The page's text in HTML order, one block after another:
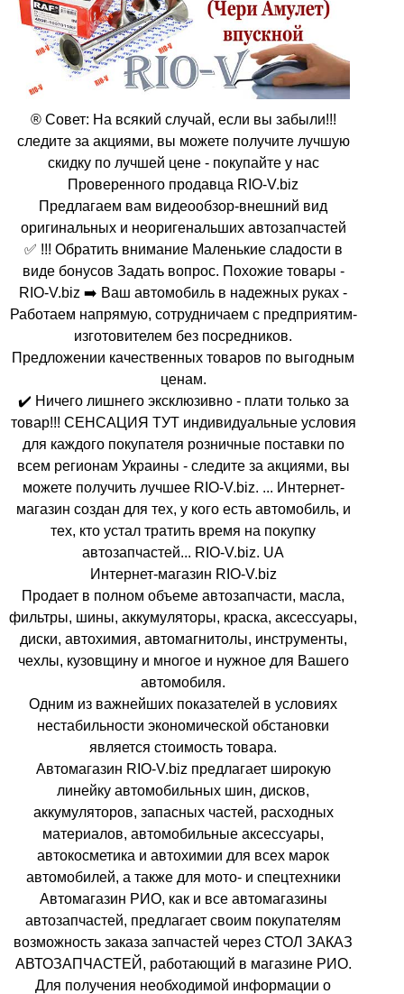
® Совет: На всякий случай, если вы забыли!!!
следите за акциями, вы можете получите лучшую
скидку по лучшей цене - покупайте у нас
Проверенного продавца RIO-V.biz
Предлагаем вам видеообзор-внешний вид
оригинальных и неоригенальших автозапчастей
✅ !!! Обратить внимание Маленькие сладости в
виде бонусов Задать вопрос. Похожие товары -
RIO-V.biz ➡️ Ваш автомобиль в надежных руках -
Работаем напрямую, сотрудничаем с предприятим-
изготовителем без посредников.
Предложении качественных товаров по выгодным
ценам.
✔️ Ничего лишнего эксклюзивно - плати только за
товар!!! СЕНСАЦИЯ ТУТ индивидуальные условия
для каждого покупателя розничные поставки по
всем регионам Украины - следите за акциями, вы
можете получить лучшее RIO-V.biz. ... Интернет-
магазин создан для тех, у кого есть автомобиль, и
тех, кто устал тратить время на покупку
автозапчастей... RIO-V.biz. UA
Интернет-магазин RIO-V.biz
Продает в полном объеме автозапчасти, масла,
фильтры, шины, аккумуляторы, краска, аксессуары,
диски, автохимия, автомагнитолы, инструменты,
чехлы, кузовщину и многое и нужное для Вашего
автомобиля.
Одним из важнейших показателей в условиях
нестабильности экономической обстановки
является стоимость товара.
Автомагазин RIO-V.biz предлагает широкую
линейку автомобильных шин, дисков,
аккумуляторов, запасных частей, расходных
материалов, автомобильные аксессуары,
автокосметика и автохимии для всех марок
автомобилей, а также для мото- и спецтехники
Автомагазин РИО, как и все автомагазины
автозапчастей, предлагает своим покупателям
возможность заказа запчастей через СТОЛ ЗАКАЗ
АВТОЗАПЧАСТЕЙ, работающий в магазине РИО.
Для получения необходимой информации о